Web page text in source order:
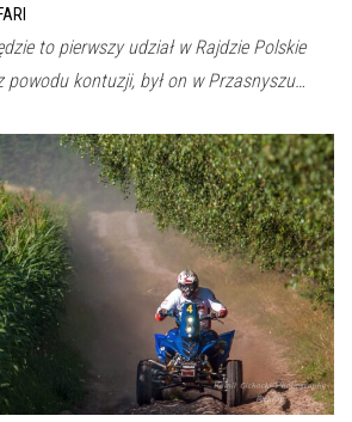
to pierwszy udział w Rajdzie Polskie
powodu kontuzji, był on w Przasnyszu…